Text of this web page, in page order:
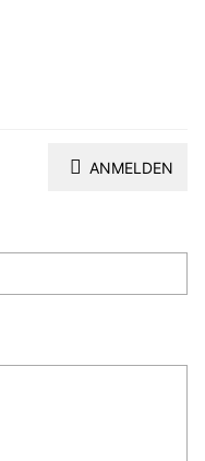
ANMELDEN